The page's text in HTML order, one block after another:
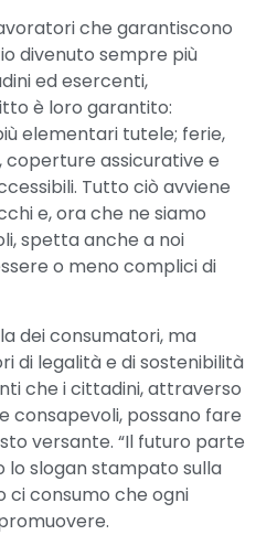
che garantiscono
divenuto sempre più
ed esercenti,
è loro garantito:
elementari tutele; ferie,
assicurative e
Tutto ciò avviene
e, ora che ne siamo
spetta anche a noi
o meno complici di
dei consumatori, ma
di legalità e di sostenibilità
che i cittadini, attraverso
consapevoli, possano fare
versante. “Il futuro parte
lo slogan stampato sulla
ci consumo che ogni